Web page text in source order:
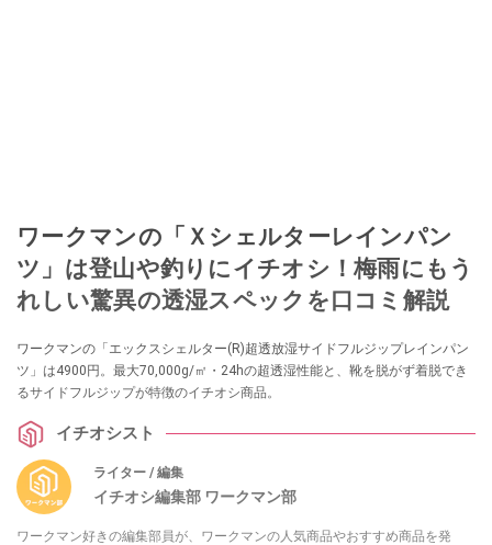
ワークマンの「Ｘシェルターレインパン
ツ」は登山や釣りにイチオシ！梅雨にもう
れしい驚異の透湿スペックを口コミ解説
ワークマンの「エックスシェルター(R)超透放湿サイドフルジップレインパン
ツ」は4900円。最大70,000g/㎡・24hの超透湿性能と、靴を脱がず着脱でき
るサイドフルジップが特徴のイチオシ商品。
イチオシスト
ライター / 編集
イチオシ編集部 ワークマン部
ワークマン好きの編集部員が、ワークマンの人気商品やおすすめ商品を発